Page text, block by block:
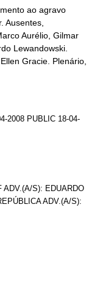
ao agravo
Ausentes,
Aurélio, Gilmar
Lewandowski.
Gracie. Plenário,
2008 PUBLIC 18-04-
ADV.(A/S): EDUARDO
ADV.(A/S):